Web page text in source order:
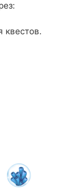
квестов.